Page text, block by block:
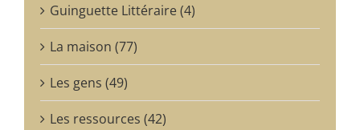
Guinguette Littéraire (4)
La maison (77)
Les gens (49)
Les ressources (42)